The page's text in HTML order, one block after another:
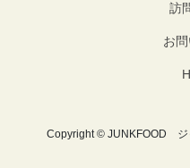
訪
お
Copyright © JUNKFOOD ジ